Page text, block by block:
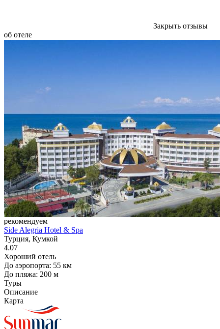
Закрыть отзывы
об отеле
рекомендуем
Side Alegria Hotel & Spa
Турция, Кумкой
4.07
Хороший отель
До аэропорта: 55 км
До пляжа: 200 м
Туры
Описание
Карта